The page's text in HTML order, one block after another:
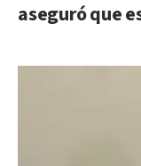
aseguró que